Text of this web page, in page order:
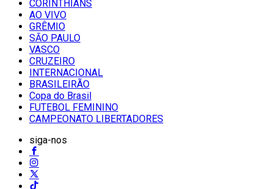
CORINTHIANS
AO VIVO
GRÊMIO
SĀO PAULO
VASCO
CRUZEIRO
INTERNACIONAL
BRASILEIRÃO
Copa do Brasil
FUTEBOL FEMININO
CAMPEONATO LIBERTADORES
siga-nos